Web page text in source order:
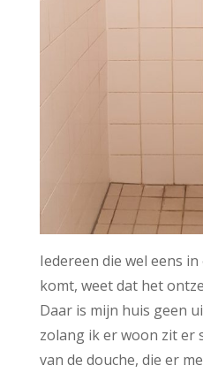
Iedereen die wel eens
komt, weet dat het
Daar is mijn huis geen
zolang ik er woon zit er
van de douche, die er